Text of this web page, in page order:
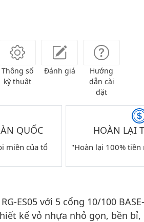
Thông số
kỹ thuật
Đánh giá
Hướng
dẫn cài
đặt
QUỐC
miền của tổ
HOÀN LẠI
"Hoàn lại 100%
ES05 với 5 cổng 10/100
kế vỏ nhựa nhỏ gọn, bền